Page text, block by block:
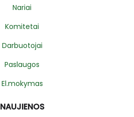
Nariai
Komitetai
Darbuotojai
Paslaugos
El.mokymas
NAUJIENOS